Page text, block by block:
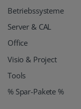
Betriebssysteme
Server & CAL
Office
Visio & Project
Tools
% Spar-Pakete %